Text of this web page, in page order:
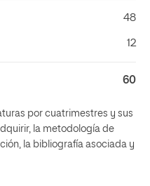
48
12
60
por cuatrimestres y sus
la metodología de
la bibliografía asociada y